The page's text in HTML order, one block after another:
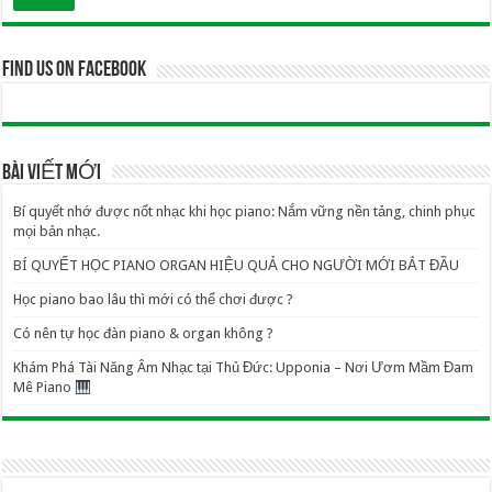
Find us on Facebook
BÀI VIẾT MỚI
Bí quyết nhớ được nốt nhạc khi học piano: Nắm vững nền tảng, chinh phục
mọi bản nhạc.
BÍ QUYẾT HỌC PIANO ORGAN HIỆU QUẢ CHO NGƯỜI MỚI BẮT ĐẦU
Học piano bao lâu thì mới có thể chơi được ?
Có nên tự học đàn piano & organ không ?
Khám Phá Tài Năng Âm Nhạc tại Thủ Đức: Upponia – Nơi Ươm Mầm Đam
Mê Piano